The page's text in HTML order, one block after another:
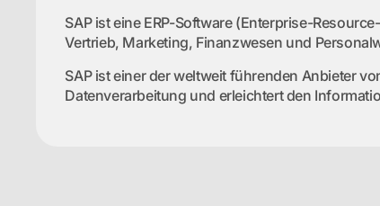
SAP ist eine ERP-Software (Enterprise-
Vertrieb, Marketing, Finanzwesen und
SAP ist einer der weltweit führenden Anbieter
Datenverarbeitung und erleichtert den